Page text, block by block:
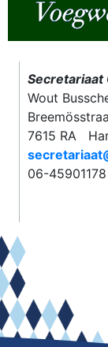
Secretariaat
Wout
7615 RA
06-45901178